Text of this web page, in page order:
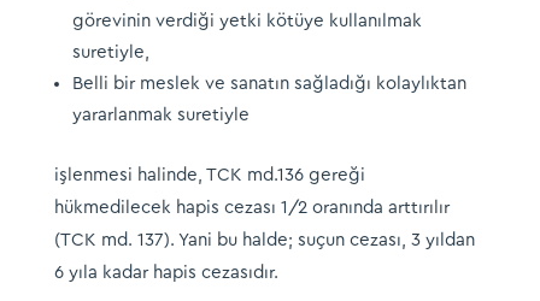
görevinin verdiği yetki kötüye kullanılmak
suretiyle,
Belli bir meslek ve sanatın sağladığı kolaylıktan
yararlanmak suretiyle
işlenmesi halinde, TCK md.136 gereği
hükmedilecek hapis cezası 1/2 oranında arttırılır
(TCK md. 137). Yani bu halde; suçun cezası, 3 yıldan
6 yıla kadar hapis cezasıdır.